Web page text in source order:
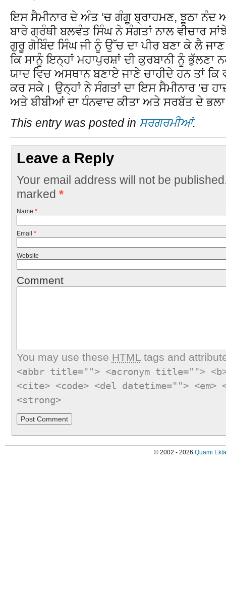
ਇਸ ਸੈਮੀਨਾਰ ਦੇ ਅੰਤ ‘ਚ ਗੰਗੂ ਬ੍ਰਾਹਮਣ, ਝੂਠਾ ਨੰਦ
ਬਾਰੇ ਗ੍ਰੰਥੀ ਬਲਵੰਤ ਸਿੰਘ ਨੇ ਸੰਗਤਾਂ ਨਾਲ ਵੀਚਾਰ
ਗੁਰੂ ਗੋਬਿੰਦ ਸਿੰਘ ਜੀ ਨੂੰ ਉੱਚ ਦਾ ਪੀਰ ਬਣਾ ਕੇ ਲੈ
ਕਿ ਸਾਨੂੰ ਇਨ੍ਹਾਂ ਮਹਾਪੁਰਸ਼ਾਂ ਦੀ ਕੁਰਬਾਨੀ ਨੂੰ ਭੁੱਲਣਾ
ਯਾਦ ਵਿਚ ਅਸਥਾਨ ਬਣਾਏ ਜਾਣੇ ਚਾਹੀਦੇ ਹਨ ਤਾਂ
ਕਰ ਸਕੇ। ਉਨ੍ਹਾਂ ਨੇ ਸੰਗਤਾਂ ਦਾ ਇਸ ਸੈਮੀਨਾਰ ‘ਚ
ਅਤੇ ਬੀਬੀਆਂ ਦਾ ਧੰਨਵਾਦ ਕੀਤਾ ਅਤੇ ਸਰਬੱਤ ਦੇ
This entry was posted in ਸਰਗਰਮੀਆਂ.
Leave a Reply
Your email address will not be
marked *
Name *
Email *
Website
Comment
You may use these HTMLtags and
<abbr title=""> <acronym title="">
<cite> <code> <del datetime="">
<strong>
© 2002 - 2026 Quami